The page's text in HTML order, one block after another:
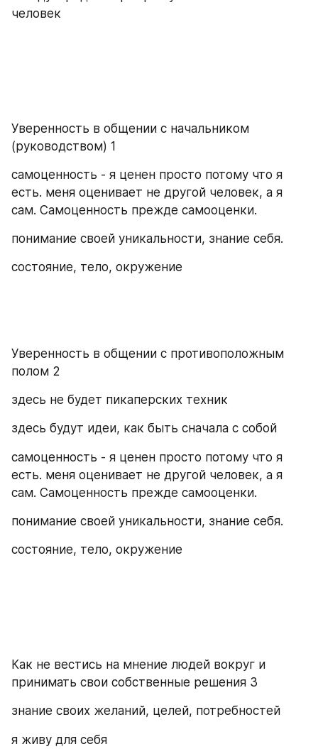
человек
Уверенность в общении с начальником
(руководством) 1
самоценность - я ценен просто потому что я
есть. меня оценивает не другой человек, а я
сам. Самоценность прежде самооценки.
понимание своей уникальности, знание себя.
состояние, тело, окружение
Уверенность в общении с противоположным
полом 2
здесь не будет пикаперских техник
здесь будут идеи, как быть сначала с собой
самоценность - я ценен просто потому что я
есть. меня оценивает не другой человек, а я
сам. Самоценность прежде самооценки.
понимание своей уникальности, знание себя.
состояние, тело, окружение
Как не вестись на мнение людей вокруг и
принимать свои собственные решения 3
знание своих желаний, целей, потребностей
я живу для себя